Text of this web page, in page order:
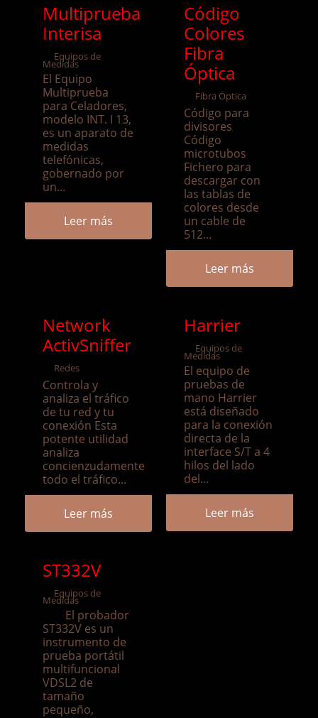
Multiprueba
Interisa
Equipos de
Medidas
El Equipo
Multiprueba
para Celadores,
modelo INT. I 13,
es un aparato de
medidas
telefónicas,
gobernado por
un...
Leer más
Código
Colores
Fibra
Óptica
Fibra Óptica
Código para
divisores
Código
microtubos
Fichero para
descargar con
las tablas de
colores desde
un cable de
512...
Leer más
Network
ActivSniffer
Redes
Controla y
analiza el tráfico
de tu red y tu
conexión Esta
potente utilidad
analiza
concienzudamente
todo el tráfico...
Leer más
Harrier
Equipos de
Medidas
El equipo de
pruebas de
mano Harrier
está diseñado
para la conexión
directa de la
interface S/T a 4
hilos del lado
del...
Leer más
ST332V
Equipos de
Medidas
El probador
ST332V es un
instrumento de
prueba portátil
multifuncional
VDSL2 de
tamaño
pequeño,